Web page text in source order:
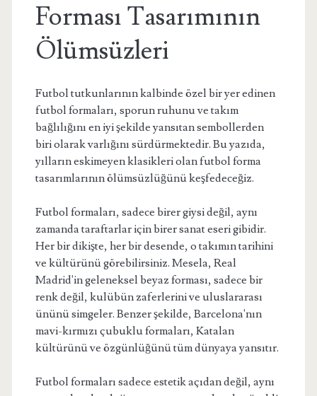
Forması Tasarımının
Ölümsüzleri
Futbol tutkunlarının kalbinde özel bir yer edinen
futbol formaları, sporun ruhunu ve takım
bağlılığını en iyi şekilde yansıtan sembollerden
biri olarak varlığını sürdürmektedir. Bu yazıda,
yılların eskimeyen klasikleri olan futbol forma
tasarımlarının ölümsüzlüğünü keşfedeceğiz.
Futbol formaları, sadece birer giysi değil, aynı
zamanda taraftarlar için birer sanat eseri gibidir.
Her bir dikişte, her bir desende, o takımın tarihini
ve kültürünü görebilirsiniz. Mesela, Real
Madrid'in geleneksel beyaz forması, sadece bir
renk değil, kulübün zaferlerini ve uluslararası
ününü simgeler. Benzer şekilde, Barcelona'nın
mavi-kırmızı çubuklu formaları, Katalan
kültürünü ve özgünlüğünü tüm dünyaya yansıtır.
Futbol formaları sadece estetik açıdan değil, aynı